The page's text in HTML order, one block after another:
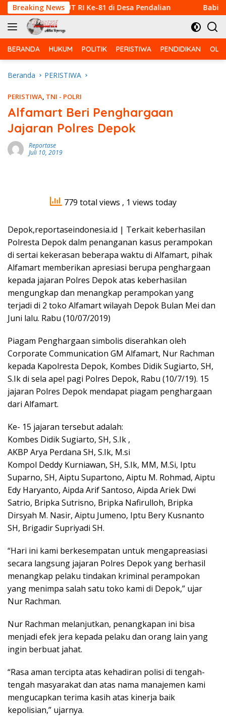
Langsung
ke
konten
Breaking News
HUT RI Ke-81 di Desa Pendalian Babinsa
BERANDA HUKUM POLITIK PERISTIWA PENDIDIKAN
Beranda PERISTIWA
PERISTIWA, TNI - POLRI
Alfamart Beri Penghargaan
Jajaran Polres Depok
Reportase
Juli 10, 2019
779 total views , 1 views today
Depok,reportaseindonesia.id | Terkait keberhasilan
Polresta Depok dalm penanganan kasus perampokan
di sertai kekerasan beberapa waktu di Alfamart, pihak
Alfamart memberikan apresiasi berupa penghargaan
kepada jajaran Polres Depok atas keberhasilan
mengungkap dan menangkap perampokan yang
terjadi di 2 toko Alfamart wilayah Depok Bulan Mei dan
Juni lalu. Rabu (10/07/2019)
Piagam Penghargaan simbolis diserahkan oleh
Corporate Communication GM Alfamart, Nur Rachman
kepada Kapolresta Depok, Kombes Didik Sugiarto, SH,
S.Ik di sela apel pagi Polres Depok, Rabu (10/7/19). 15
jajaran Polres Depok mendapat piagam penghargaan
dari Alfamart.
Ke- 15 jajaran tersebut adalah:
Kombes Didik Sugiarto, SH, S.Ik ,
AKBP Arya Perdana SH, S.Ik, M.si
Kompol Deddy Kurniawan, SH, S.Ik, MM, M.Si, Iptu
Suparno, SH, Aiptu Supartono, Aiptu M. Rohmad, Aiptu
Edy Haryanto, Aipda Arif Santoso, Aipda Ariek Dwi
Satrio, Bripka Sutrisno, Bripka Nafirulloh, Bripka
Dirsyah M. Nasir, Aiptu Jumeno, Iptu Bery Kusnanto
SH, Brigadir Supriyadi SH.
“Hari ini kami berkesempatan untuk mengapreasiasi
secara langsung jajaran Polres Depok yang berhasil
menangkap pelaku tindakan kriminal perampokan
yang menimpa salah satu toko kami di Depok,” ujar
Nur Rachman.
Nur Rachman melanjutkan, penangkapan ini bisa
menjadi efek jera kepada pelaku dan orang lain yang
ingin berbuat jahat.
“Rasa aman tercipta atas kehadiran polisi di tengah-
tengah masyarakat dan atas nama manajemen kami
mengucapkan terima kasih atas kinerja baik
kepolisian,” ujarnya.